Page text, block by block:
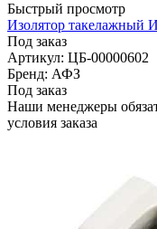
Быстрый просмотр
Изолятор
Под заказ
Артикул: ЦБ-00000602
Бренд: АФЗ
Под заказ
Наши менеджеры
условия заказа